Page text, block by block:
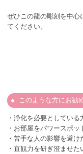
ぜひこの龍の彫刻を中心
てください。
このような方にお勧
・浄化を必要としている
・お部屋をパワースポッ
・苦手な人の影響を避け
・直観力を研ぎ澄ませた